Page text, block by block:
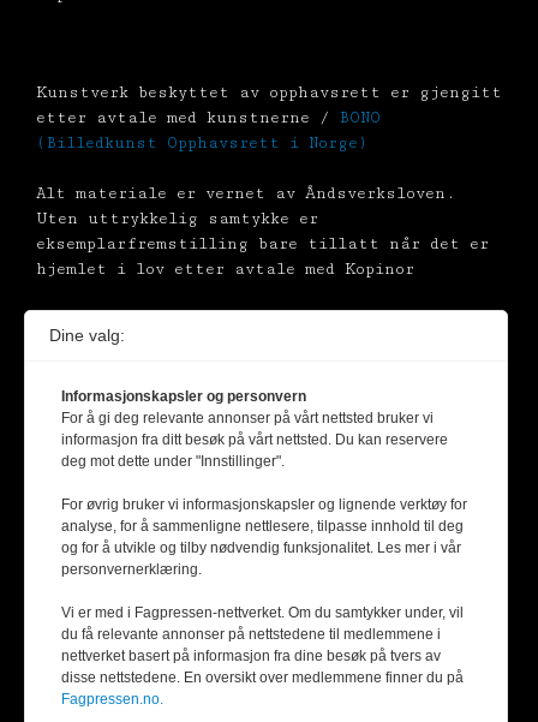
Kunstverk beskyttet av opphavsrett er gjengitt
etter avtale med kunstnerne / BONO
(Billedkunst Opphavsrett i Norge)
Alt materiale er vernet av Åndsverksloven.
Uten uttrykkelig samtykke er
eksemplarfremstilling bare tillatt når det er
hjemlet i lov etter avtale med Kopinor
Dine valg:
Informasjonskapsler og personvern
For å gi deg relevante annonser på vårt nettsted bruker vi
informasjon fra ditt besøk på vårt nettsted. Du kan reservere
deg mot dette under "Innstillinger".
For øvrig bruker vi informasjonskapsler og lignende verktøy for
analyse, for å sammenligne nettlesere, tilpasse innhold til deg
og for å utvikle og tilby nødvendig funksjonalitet. Les mer i vår
personvernerklæring.
Vi er med i Fagpressen-nettverket. Om du samtykker under, vil
du få relevante annonser på nettstedene til medlemmene i
nettverket basert på informasjon fra dine besøk på tvers av
disse nettstedene. En oversikt over medlemmene finner du på
Fagpressen.no.